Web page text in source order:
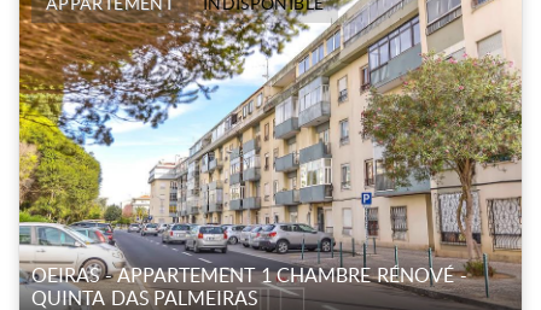
APPARTEMENT INDISPONIBLE
OEIRAS - APPARTEMENT 1 CHAMBRE RÉNOVÉ -
QUINTA DAS PALMEIRAS